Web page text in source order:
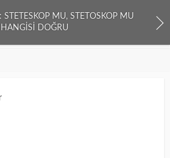
MU, STETOSKOP MU
HANGISI DOĞRU